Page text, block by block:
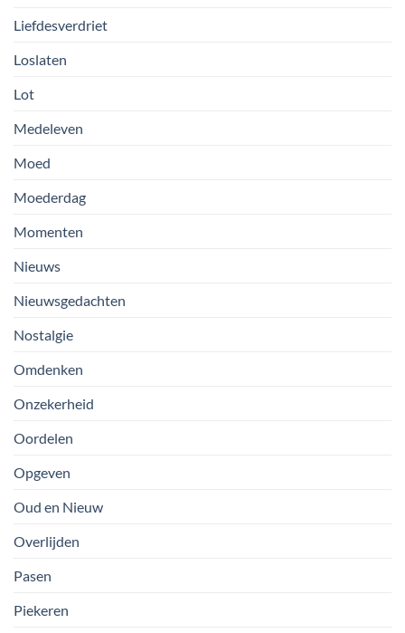
Liefdesverdriet
Loslaten
Lot
Medeleven
Moed
Moederdag
Momenten
Nieuws
Nieuwsgedachten
Nostalgie
Omdenken
Onzekerheid
Oordelen
Opgeven
Oud en Nieuw
Overlijden
Pasen
Piekeren